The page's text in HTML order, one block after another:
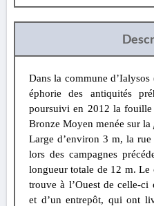
Dans la commune
éphorie des antiquités
poursuivi en 2012 la fouille
Bronze Moyen menée sur la
Large d’environ 3 m, la rue
lors des campagnes
longueur totale de 12 m. Le
trouve à l’Ouest de celle-ci
et d’un entrepôt, qui ont